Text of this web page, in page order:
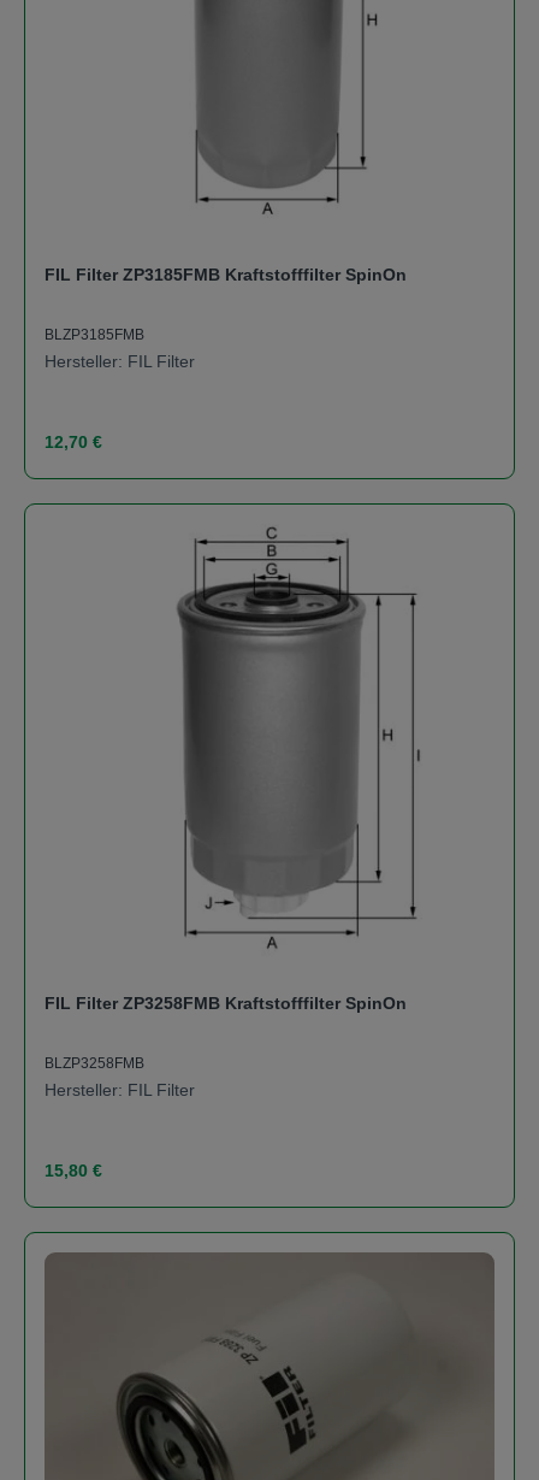
FIL Filter ZP3185FMB Kraftstofffilter SpinOn
BLZP3185FMB
Hersteller: FIL Filter
Regulärer Preis:
12,70 €
FIL Filter ZP3258FMB Kraftstofffilter SpinOn
BLZP3258FMB
Hersteller: FIL Filter
Regulärer Preis:
15,80 €